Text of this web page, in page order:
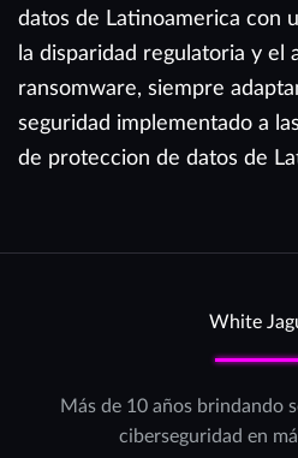
datos de Latinoamerica con
la disparidad regulatoria y el
ransomware, siempre
seguridad implementado a
de proteccion de datos de
White
Más de 10 años brindando
ciberseguridad en